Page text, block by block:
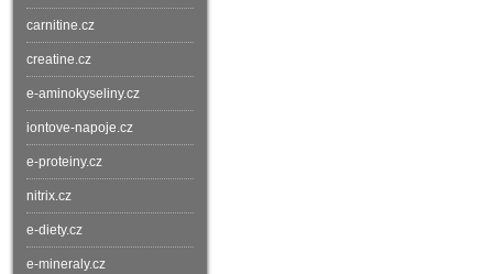
carnitine.cz
creatine.cz
e-aminokyseliny.cz
iontove-napoje.cz
e-proteiny.cz
nitrix.cz
e-diety.cz
e-mineraly.cz